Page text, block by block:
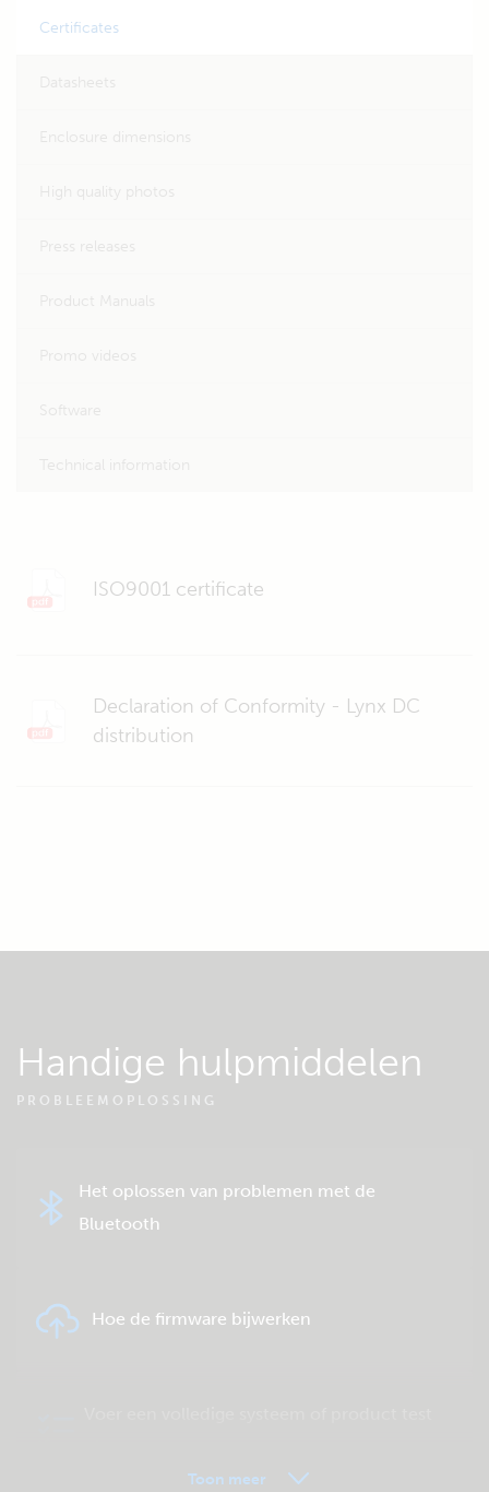
Certificates
ISO9001 certificate
Declaration of Conformity - Lynx DC
distribution
Handige hulpmiddelen
PROBLEEMOPLOSSING
Het oplossen van problemen met de
Bluetooth
Hoe de firmware bijwerken
Toon meer